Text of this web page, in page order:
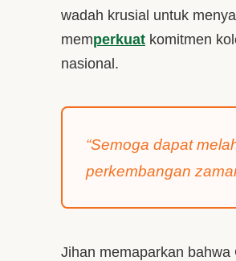
wadah krusial untuk
memperkuat komitmen
nasional.
“Semoga dapat
perkembangan
Jihan memaparkan